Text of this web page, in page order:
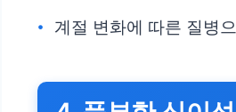
계절 변화에 따른 질병